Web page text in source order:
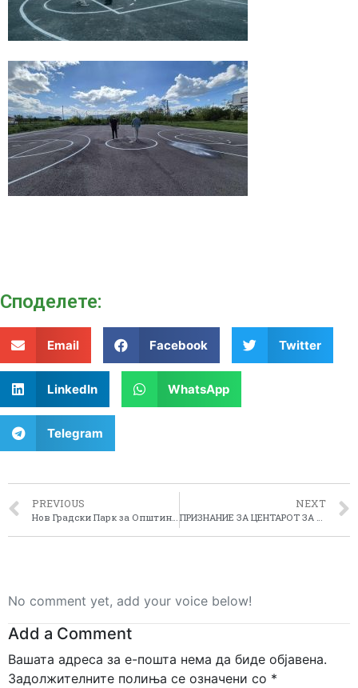
Споделeте:
Email Facebook Twitter
LinkedIn WhatsApp
Telegram
PREVIOUS
Нов Градски Парк за Општина Демир Хисар
NEXT
ПРИЗНАНИЕ ЗА ЦЕНТАРОТ ЗА РАЗВОЈ НА ПЕЛАГОНИСКИОТ ПЛАНСКИ РЕГИОН
No comment yet, add your voice below!
Add a Comment
Вашата адреса за е-пошта нема да биде објавена.
Задолжителните полиња се означени со *